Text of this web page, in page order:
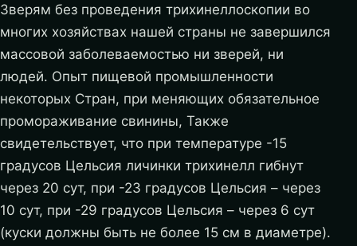
Зверям без проведения трихинеллоскопии во
многих хозяйствах нашей страны не завершился
массовой заболеваемостью ни зверей, ни
людей. Опыт пищевой промышленности
некоторых Стран, при меняющих обязательное
промораживание свинины, Также
свидетельствует, что при температуре -15
градусов Цельсия личинки трихинелл гибнут
через 20 сут, при -23 градусов Цельсия – через
10 сут, при -29 градусов Цельсия – через 6 сут
(куски должны быть не более 15 см в диаметре).